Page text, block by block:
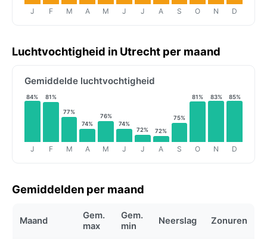
J F M A M J J A S O N D
Luchtvochtigheid in Utrecht per maand
Gemiddelde luchtvochtigheid
84%
J
81%
F
77%
M
74%
A
76%
M
74%
J
72%
J
72%
A
75%
S
81%
O
83%
N
85%
D
Gemiddelden per maand
Maand
Gem.
max
Gem.
min
Neerslag Zonuren